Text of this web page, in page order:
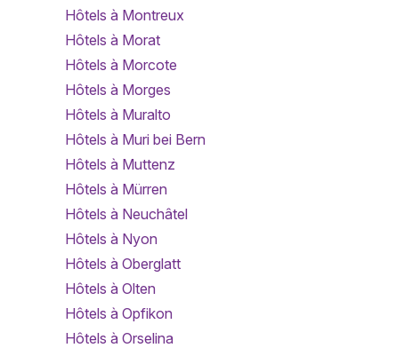
Hôtels à Montreux
Hôtels à Morat
Hôtels à Morcote
Hôtels à Morges
Hôtels à Muralto
Hôtels à Muri bei Bern
Hôtels à Muttenz
Hôtels à Mürren
Hôtels à Neuchâtel
Hôtels à Nyon
Hôtels à Oberglatt
Hôtels à Olten
Hôtels à Opfikon
Hôtels à Orselina